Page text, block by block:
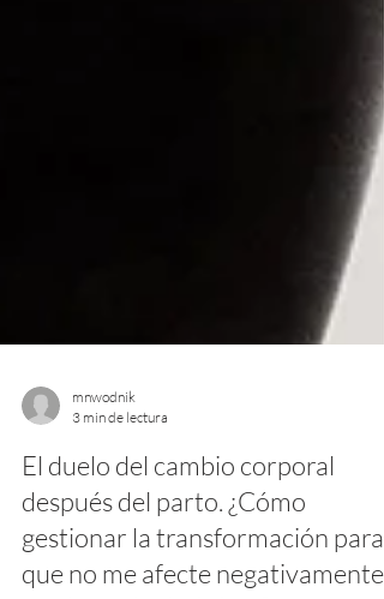
3 min de lectura
El duelo del cambio corporal
después del parto. ¿Cómo
gestionar la transformación para